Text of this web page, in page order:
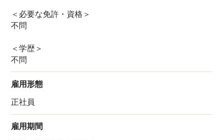
＜必要な免許・資格＞
不問
＜学歴＞
不問
雇用形態
正社員
雇用期間